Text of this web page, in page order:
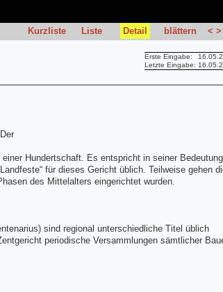
Kurzliste Liste Detail blättern < >
Erste Eingabe:
Letzte Eingabe:
Hundertschaft. Es entspricht in seiner Bedeutung
für dieses Gericht üblich. Teilweise gehen
des Mittelalters eingerichtet wurden.
sind regional unterschiedliche Titel üblich
periodische Versammlungen sämtlicher